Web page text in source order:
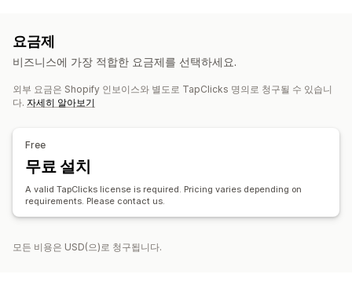
요금제
비즈니스에 가장 적합한 요금제를 선택하세요.
외부 요금은 Shopify 인보이스와 별도로 TapClicks 명의로 청구될 수 있습니
다. 자세히 알아보기
Free
무료 설치
A valid TapClicks license is required. Pricing varies depending on
requirements. Please contact us.
모든 비용은 USD(으)로 청구됩니다.